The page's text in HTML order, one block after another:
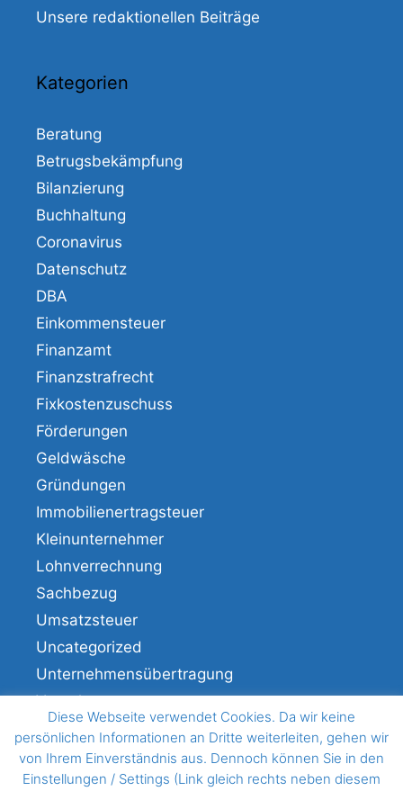
Unsere redaktionellen Beiträge
Kategorien
Beratung
Betrugsbekämpfung
Bilanzierung
Buchhaltung
Coronavirus
Datenschutz
DBA
Einkommensteuer
Finanzamt
Finanzstrafrecht
Fixkostenzuschuss
Förderungen
Geldwäsche
Gründungen
Immobilienertragsteuer
Kleinunternehmer
Lohnverrechnung
Sachbezug
Umsatzsteuer
Uncategorized
Unternehmensübertragung
Veranlagung
Verfahren
Diese Webseite verwendet Cookies. Da wir keine
persönlichen Informationen an Dritte weiterleiten, gehen wir
von Ihrem Einverständnis aus. Dennoch können Sie in den
Einstellungen / Settings (Link gleich rechts neben diesem